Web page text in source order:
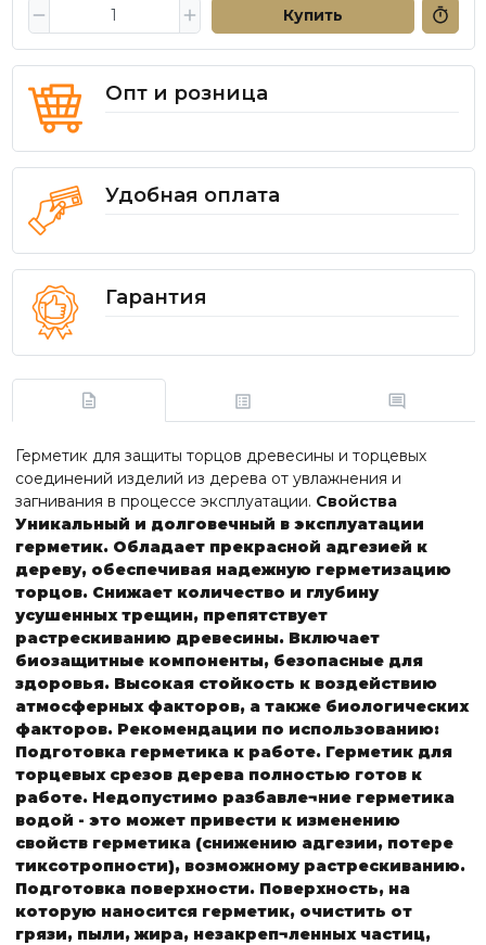
Купить
Опт и розница
Удобная оплата
Гарантия
Герметик для защиты торцов древесины и торцевых
соединений изделий из дерева от увлажнения и
загнивания в процессе эксплуатации. Свойства
Уникальный и долговечный в эксплуатации
герметик. Обладает прекрасной адгезией к
дереву, обеспечивая надежную герметизацию
торцов. Снижает количество и глубину
усушенных трещин, препятствует
растрескиванию древесины. Включает
биозащитные компоненты, безопасные для
здоровья. Высокая стойкость к воздействию
атмосферных факторов, а также биологических
факторов. Рекомендации по использованию:
Подготовка герметика к работе. Герметик для
торцевых срезов дерева полностью готов к
работе. Недопустимо разбавле¬ние герметика
водой - это может привести к изменению
свойств герметика (снижению адгезии, потере
тиксотропности), возможному растрескиванию.
Подготовка поверхности. Поверхность, на
которую наносится герметик, очистить от
грязи, пыли, жира, незакреп¬ленных частиц,